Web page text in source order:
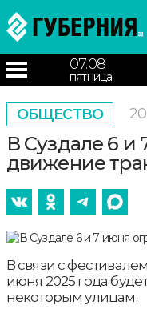
07.08
пятница
ОБЩЕСТВО
В Суздале 6 и
движение
В связи с
июня 2025 года
некоторым улицам: